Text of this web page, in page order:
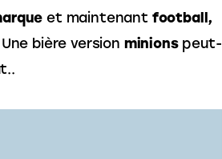
et maintenant football,
bière version minions peut-